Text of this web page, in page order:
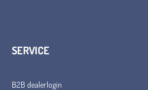
SERVICE
B2B dealerlogin